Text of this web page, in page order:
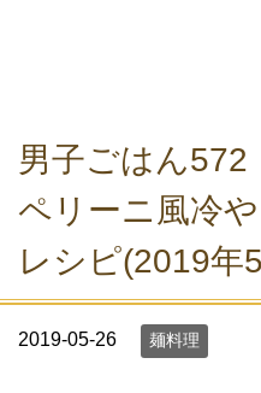
男子ごはん572
ペリーニ風冷
レシピ(2019年
2019-05-26 麺料理